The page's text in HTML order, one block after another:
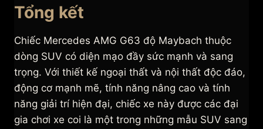
Tổng kết
Chiếc Mercedes AMG G63 độ Maybach thuộc
dòng SUV có diện mạo đầy sức mạnh và sang
trọng. Với thiết kế ngoại thất và nội thất độc đáo,
động cơ mạnh mẽ, tính năng nâng cao và tính
năng giải trí hiện đại, chiếc xe này được các đại
gia chơi xe coi là một trong những mẫu SUV sang